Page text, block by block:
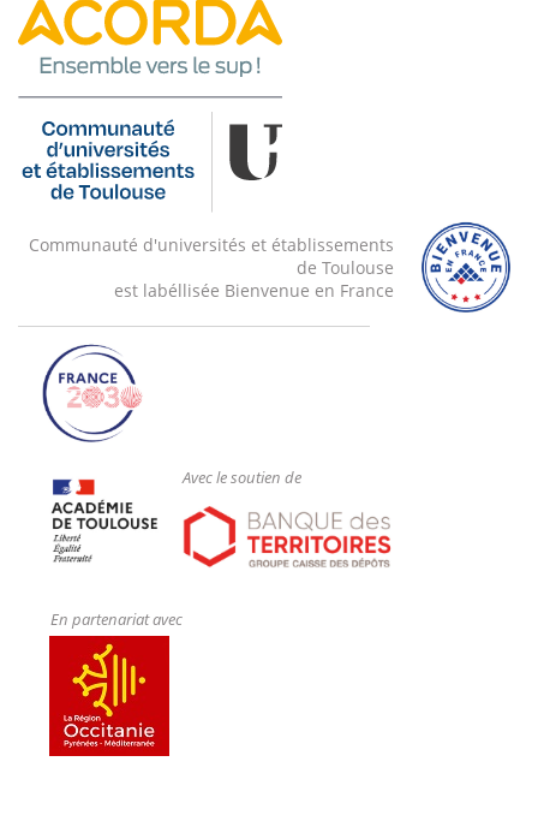
Communauté d'universités et établissements
de Toulouse
est labéllisée Bienvenue en France
Avec le soutien de
En partenariat avec